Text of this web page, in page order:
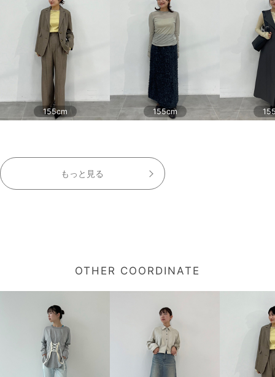
155cm 155cm
もっと見る
OTHER COORDINATE